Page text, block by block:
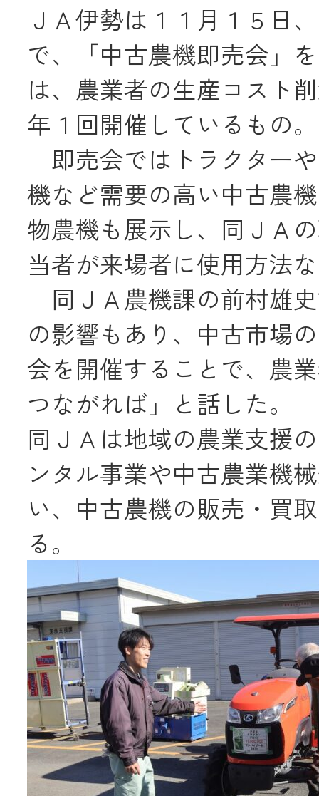
農業
食
JAバンク
JA共済
くらし
JA伊勢について
店舗・ATM・
メールでのお
ＪＡ伊勢は１１月１５日
で、「中古農機即売会」
は、農業者の生産コスト
年１回開催しているもの。
即売会ではトラクター
機など需要の高い中古農
物農機も展示し、同ＪＡ
当者が来場者に使用方法
同ＪＡ農機課の前村雄
の影響もあり、中古市場
会を開催することで、農
つながれば」と話した。
同ＪＡは地域の農業支援
ンタル事業や中古農業機
い、中古農機の販売・買
る。